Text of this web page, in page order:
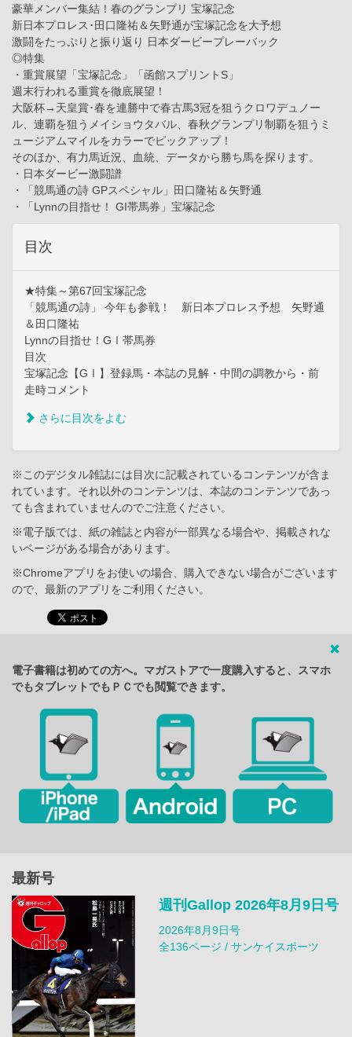
豪華メンバー集結！春のグランプリ 宝塚記念
新日本プロレス･田口隆祐＆矢野通が宝塚記念を大予想
激闘をたっぷりと振り返り 日本ダービープレーバック
◎特集
・重賞展望「宝塚記念」「函館スプリントS」
週末行われる重賞を徹底展望！
大阪杯→天皇賞･春を連勝中で春古馬3冠を狙うクロワデュノー
ル、連覇を狙うメイショウタバル、春秋グランプリ制覇を狙うミ
ュージアムマイルをカラーでピックアップ！
そのほか、有力馬近況、血統、データから勝ち馬を探ります。
・日本ダービー激闘譜
・「競馬通の詩 GPスペシャル」田口隆祐＆矢野通
・「Lynnの目指せ！ GI帯馬券」宝塚記念
目次
★特集～第67回宝塚記念
「競馬通の詩」 今年も参戦！ 新日本プロレス予想 矢野通
＆田口隆祐
Lynnの目指せ！GⅠ帯馬券
目次
宝塚記念【GⅠ】登録馬・本誌の見解・中間の調教から・前
走時コメント
さらに目次をよむ
※このデジタル雑誌には目次に記載されているコンテンツが含ま
れています。それ以外のコンテンツは、本誌のコンテンツであっ
ても含まれていませんのでご注意ください。
※電子版では、紙の雑誌と内容が一部異なる場合や、掲載されな
いページがある場合があります。
※Chromeアプリをお使いの場合、購入できない場合がございます
ので、最新のアプリをご利用ください。
電子書籍は初めての方へ。マガストアで一度購入すると、スマホ
でもタブレットでもＰＣでも閲覧できます。
最新号
週刊Gallop 2026年8月9日号
2026年8月9日号
全136ページ / サンケイスポーツ